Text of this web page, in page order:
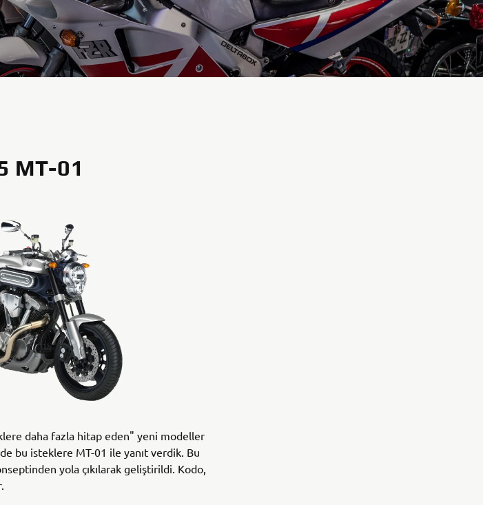
MT-01
daha fazla hitap eden" yeni modeller
bu isteklere MT-01 ile yanıt verdik. Bu
yola çıkılarak geliştirildi. Kodo,